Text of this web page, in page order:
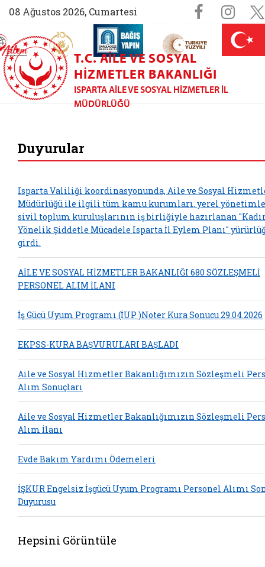
08 Ağustos 2026, Cumartesi Sosyal
(yeni sekmede açılır)
AİLEM İletişim Merkezi (yeni sekmede açılır)
Aile ve Nüfus On Yılı (yeni sekmede açılır)
Darülaceze bağış sayfası (yeni
T.C. AILE VE SOSYAL
HIZMETLER BAKANLIĞI
ISPARTA AILE VE SOSYAL HIZMETLER İL
MÜDÜRLÜĞÜ
Isparta Aile ve
Duyurular
Isparta Valiliği koordinasyonunda, Aile ve Sosyal
Müdürlüğü ile ilgili tüm kamu kurumları, yerel
sivil toplum kuruluşlarının iş birliğiyle hazırlanan
Yönelik Şiddetle Mücadele Isparta İl Eylem Planı"
girdi.
AİLE VE SOSYAL HİZMETLER BAKANLIĞI 680 SÖZLEŞMELİ
PERSONEL ALIM İLANI
İş Gücü Uyum Programı (İUP )Noter Kura Sonucu 29.04.2026
EKPSS-KURA BAŞVURULARI BAŞLADI
Aile ve Sosyal Hizmetler Bakanlığımızın Sözleşmeli
Alım Sonuçları
Aile ve Sosyal Hizmetler Bakanlığımızın Sözleşmeli
Alım İlanı
Evde Bakım Yardımı Ödemeleri
İŞKUR Engelsiz İşgücü Uyum Programı Personel Alımı
Duyurusu
Hepsini Görüntüle